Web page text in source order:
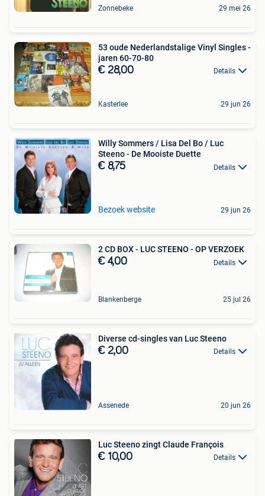
Zonnebeke 29 mei 26
53 oude Nederlandstalige Vinyl Singles -
jaren 60-70-80
€ 28,00 Details
Kasterlee 29 jun 26
Willy Sommers / Lisa Del Bo / Luc
Steeno - De Mooiste Duette
€ 8,75 Details
Bezoek website 29 jun 26
2 CD BOX - LUC STEENO - OP VERZOEK
€ 4,00 Details
Blankenberge 25 jul 26
Diverse cd-singles van Luc Steeno
€ 2,00 Details
Assenede 20 jun 26
Luc Steeno zingt Claude François
€ 10,00 Details